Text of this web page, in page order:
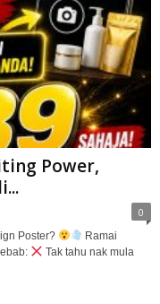
Power,
0
Poster?
Ramai
Tak tahu nak mula